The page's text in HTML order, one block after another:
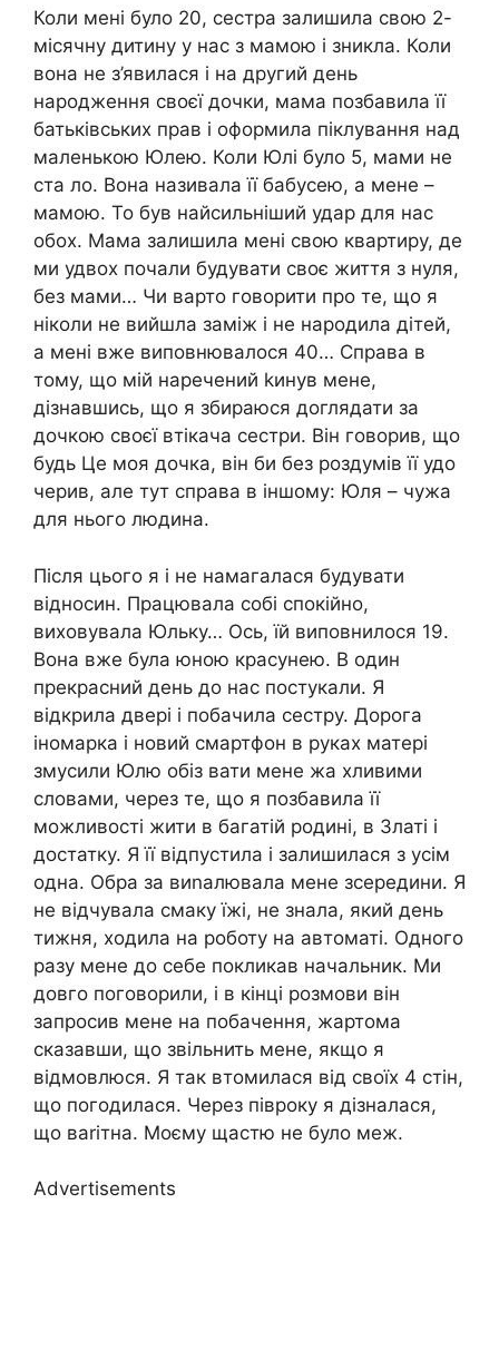
Коли мені було 20, сестра залишила свою 2-
місячну дитину у нас з мамою і зникла. Коли
вона не з’явилася і на другий день
народження своєї дочки, мама позбавила її
батьківських прав і оформила піклування над
маленькою Юлею. Коли Юлі було 5, мами не
ста ло. Вона називала її бабусею, а мене –
мамою. То був найсильніший удар для нас
обох. Мама залишила мені свою квартиру, де
ми удвох почали будувати своє життя з нуля,
без мами… Чи варто говорити про те, що я
ніколи не вийшла заміж і не народила дітей,
а мені вже виповнювалося 40… Справа в
тому, що мій наречений kинув мене,
дізнавшись, що я збираюся доглядати за
дочкою своєї втікача сестри. Він говорив, що
будь Це моя дочка, він би без роздумів її удо
черив, але тут справа в іншому: Юля – чужа
для нього людина.
Після цього я і не намагалася будувати
відносин. Працювала собі спокійно,
виховувала Юльку… Ось, їй виповнилося 19.
Вона вже була юною красунею. В один
прекрасний день до нас постукали. Я
відкрила двері і побачила сестру. Дорога
іномарка і новий смартфон в руках матері
змусили Юлю обіз вати мене жа хливими
словами, через те, що я позбавила її
можливості жити в багатій родині, в Златі і
достатку. Я її відпустила і залишилася з усім
одна. Обра за виnалювала мене зсередини. Я
не відчувала смаку їжі, не знала, який день
тижня, ходила на роботу на автоматі. Одного
разу мене до себе покликав начальник. Ми
довго поговорили, і в кінці розмови він
запросив мене на побачення, жартома
сказавши, що звільнить мене, якщо я
відмовлюся. Я так втомилася від своїх 4 стін,
що погодилася. Через півроку я дізналася,
що ваrітна. Моєму щастю не було меж.
Advertisements